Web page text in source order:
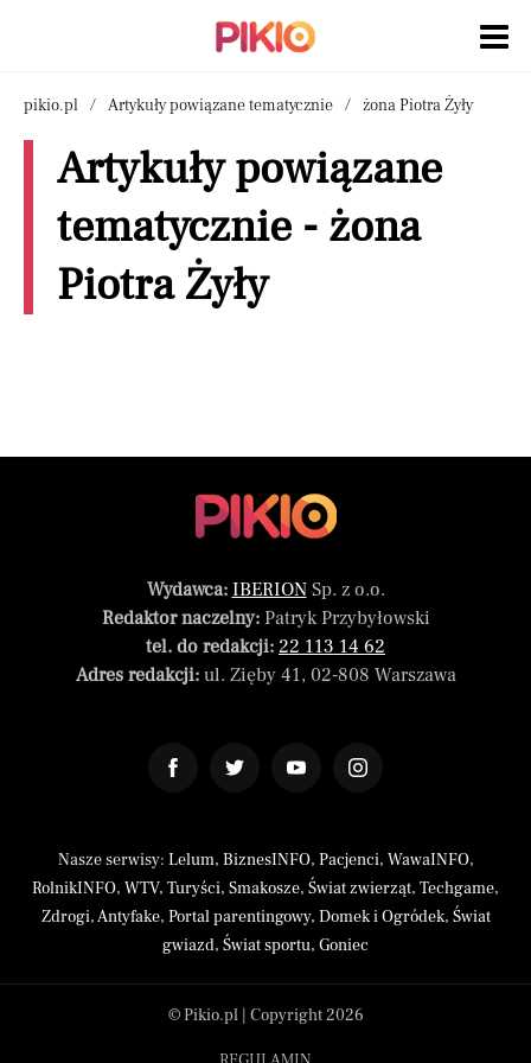
pikio.pl Artykuły powiązane tematycznie żona Piotra Żyły
Artykuły powiązane
tematycznie - żona
Piotra Żyły
Wydawca: IBERIONSp. z o.o.
Redaktor naczelny:Patryk Przybyłowski
tel. do redakcji: 22 113 14 62
Adres redakcji:ul. Zięby 41, 02-808 Warszawa
Nasze serwisy: Lelum, BiznesINFO, Pacjenci, WawaINFO,
RolnikINFO, WTV, Turyści, Smakosze, Świat zwierząt, Techgame,
Zdrogi,Antyfake, Portal parentingowy, Domek i Ogródek, Świat
gwiazd, Świat sportu, Goniec
© Pikio.pl | Copyright 2026